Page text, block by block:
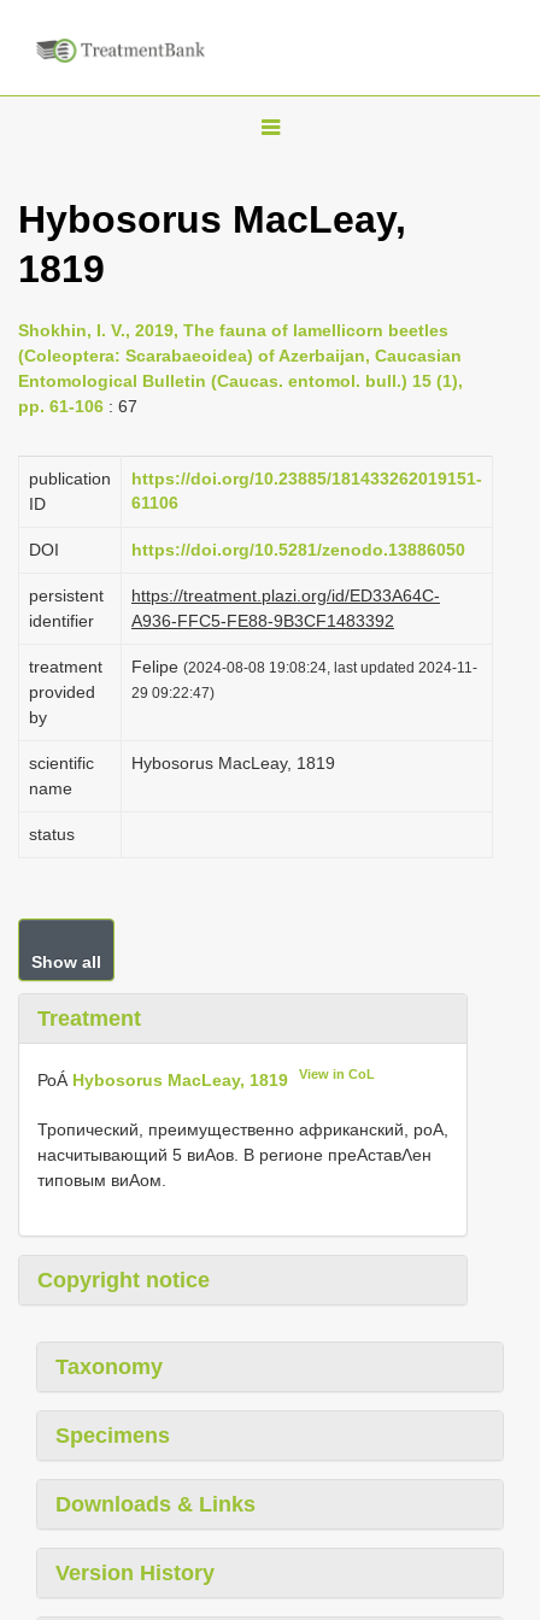
T
g
n
a
g
o
n
Hybosorus MacLeay,
1819
Shokhin, I. V., 2019, The fauna of lamellicorn beetles
(Coleoptera: Scarabaeoidea) of Azerbaijan, Caucasian
Entomological Bulletin (Caucas. entomol. bull.) 15 (1),
pp. 61-106 : 67
publication
ID
https://doi.org/10.23885/181433262019151-
61106
DOI https://doi.org/10.5281/zenodo.13886050
persistent
identifier
https://treatment.plazi.org/id/ED33A64C-
A936-FFC5-FE88-9B3CF1483392
treatment
provided
by
Felipe (2024-08-08 19:08:24, last updated 2024-11-
29 09:22:47)
scientific
name
Hybosorus MacLeay, 1819
status
Show all
Treatment
РоÁ Hybosorus MacLeay, 1819 View in CoL
Тропический, преимущественно африканский, роΑ,
насчитывающий 5 виΑов. В регионе преΑставΛен
типовым виΑом.
Copyright notice
Taxonomy
Specimens
Downloads & Links
Version History